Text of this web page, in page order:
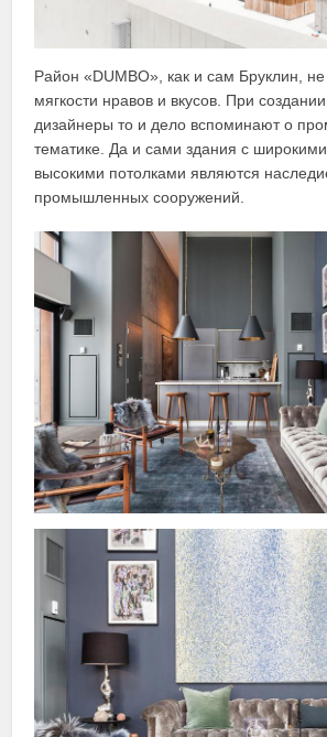
Район «DUMBO», как и сам Бруклин, не
мягкости нравов и вкусов. При
дизайнеры то и дело вспоминают о
тематике. Да и сами здания с
высокими потолками являются
промышленных сооружений.